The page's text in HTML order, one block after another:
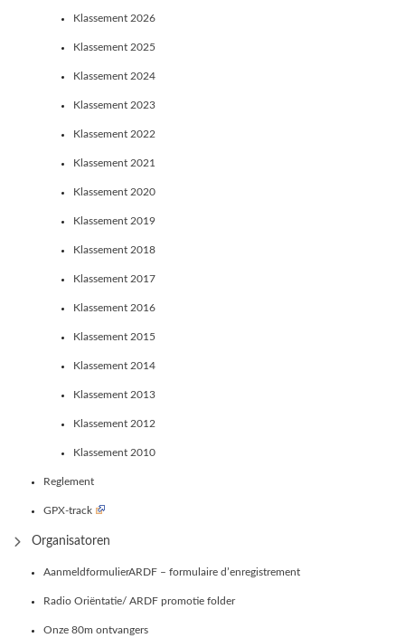
Klassement 2026
Klassement 2025
Klassement 2024
Klassement 2023
Klassement 2022
Klassement 2021
Klassement 2020
Klassement 2019
Klassement 2018
Klassement 2017
Klassement 2016
Klassement 2015
Klassement 2014
Klassement 2013
Klassement 2012
Klassement 2010
Reglement
GPX-track
Organisatoren
AanmeldformulierARDF – formulaire d’enregistrement
Radio Oriëntatie/ ARDF promotie folder
Onze 80m ontvangers